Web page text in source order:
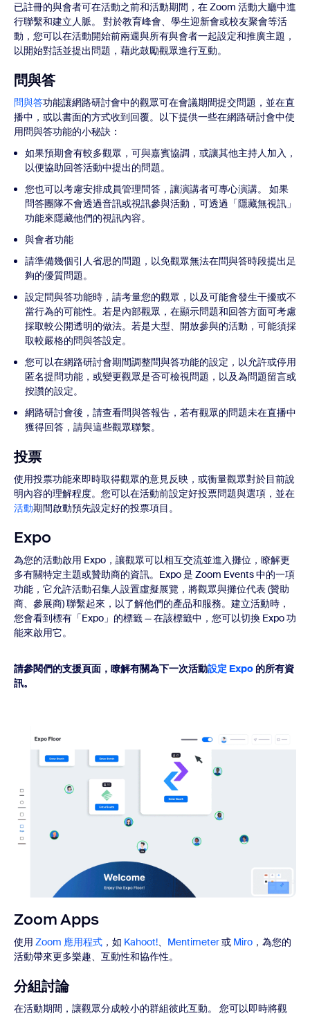
已註冊的與會者可在活動之前和活動期間，在 Zoom 活動大廳中進
行聯繫和建立人脈。 對於教育峰會、學生迎新會或校友聚會等活
動，您可以在活動開始前兩週與所有與會者一起設定和推廣主題，
以開始對話並提出問題，藉此鼓勵觀眾進行互動。
問與答
問與答功能讓網路研討會中的觀眾可在會議期間提交問題，並在直
播中，或以書面的方式收到回覆。以下提供一些在網路研討會中使
用問與答功能的小秘訣：
如果預期會有較多觀眾，可與嘉賓協調，或讓其他主持人加入，
以便協助回答活動中提出的問題。
您也可以考慮安排成員管理問答，讓演講者可專心演講。 如果
問答團隊不會透過音訊或視訊參與活動，可透過「隱藏無視訊」
功能來隱藏他們的視訊內容。
與會者功能
請準備幾個引人省思的問題，以免觀眾無法在問與答時段提出足
夠的優質問題。
設定問與答功能時，請考量您的觀眾，以及可能會發生干擾或不
當行為的可能性。若是內部觀眾，在顯示問題和回答方面可考慮
採取較公開透明的做法。若是大型、開放參與的活動，可能須採
取較嚴格的問與答設定。
您可以在網路研討會期間調整問與答功能的設定，以允許或停用
匿名提問功能，或變更觀眾是否可檢視問題，以及為問題留言或
按讚的設定。
網路研討會後，請查看問與答報告，若有觀眾的問題未在直播中
獲得回答，請與這些觀眾聯繫。
投票
使用投票功能來即時取得觀眾的意見反映，或衡量觀眾對於目前說
明內容的理解程度。您可以在活動前設定好投票問題與選項，並在
活動期間啟動預先設定好的投票項目。
Expo
為您的活動啟用 Expo，讓觀眾可以相互交流並進入攤位，瞭解更
多有關特定主題或贊助商的資訊。Expo 是 Zoom Events 中的一項
功能，它允許活動召集人設置虛擬展覽，將觀眾與攤位代表 (贊助
商、參展商) 聯繫起來，以了解他們的產品和服務。建立活動時，
您會看到標有「Expo」的標籤 — 在該標籤中，您可以切換 Expo 功
能來啟用它。
請參閱們的支援頁面，瞭解有關為下一次活動設定 Expo 的所有資
訊。
Zoom Apps
使用 Zoom 應用程式 ，如 Kahoot!、 Mentimeter或 Miro ，為您的
活動帶來更多樂趣、互動性和協作性。
分組討論
在活動期間，讓觀眾分成較小的群組彼此互動。 您可以即時將觀